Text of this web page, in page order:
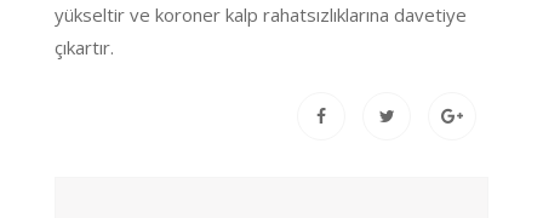
yükseltir ve koroner kalp rahatsızlıklarına davetiye
çıkartır.